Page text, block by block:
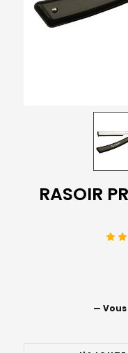
RASOIR
—